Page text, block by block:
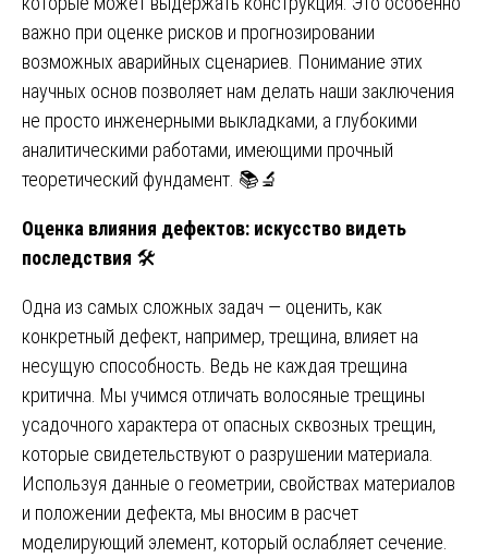
важно при оценке рисков и прогнозировании
возможных аварийных сценариев. Понимание этих
научных основ позволяет нам делать наши заключения
не просто инженерными выкладками, а глубокими
аналитическими работами, имеющими прочный
теоретический фундамент. 📚🔬
Оценка влияния дефектов: искусство видеть
последствия 🛠️
Одна из самых сложных задач — оценить, как
конкретный дефект, например, трещина, влияет на
несущую способность. Ведь не каждая трещина
критична. Мы учимся отличать волосяные трещины
усадочного характера от опасных сквозных трещин,
которые свидетельствуют о разрушении материала.
Используя данные о геометрии, свойствах материалов
и положении дефекта, мы вносим в расчет
моделирующий элемент, который ослабляет сечение.